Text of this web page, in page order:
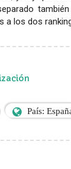
a los dos
País: